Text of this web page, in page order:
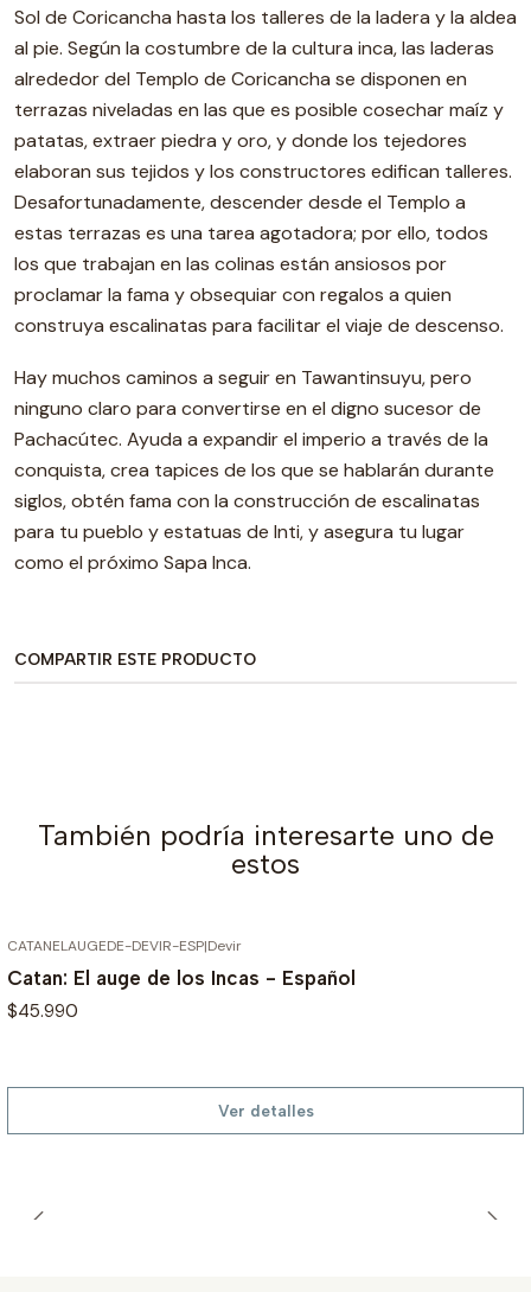
Sol de Coricancha hasta los talleres de la ladera y la aldea
al pie. Según la costumbre de la cultura inca, las laderas
alrededor del Templo de Coricancha se disponen en
terrazas niveladas en las que es posible cosechar maíz y
patatas, extraer piedra y oro, y donde los tejedores
elaboran sus tejidos y los constructores edifican talleres.
Desafortunadamente, descender desde el Templo a
estas terrazas es una tarea agotadora; por ello, todos
los que trabajan en las colinas están ansiosos por
proclamar la fama y obsequiar con regalos a quien
construya escalinatas para facilitar el viaje de descenso.
Hay muchos caminos a seguir en Tawantinsuyu, pero
ninguno claro para convertirse en el digno sucesor de
Pachacútec. Ayuda a expandir el imperio a través de la
conquista, crea tapices de los que se hablarán durante
siglos, obtén fama con la construcción de escalinatas
para tu pueblo y estatuas de Inti, y asegura tu lugar
como el próximo Sapa Inca.
COMPARTIR ESTE PRODUCTO
También podría interesarte uno de
estos
CATANELAUGEDE-DEVIR-ESP|Devir
Catan: El auge de los Incas - Español
$45.990
Ver detalles